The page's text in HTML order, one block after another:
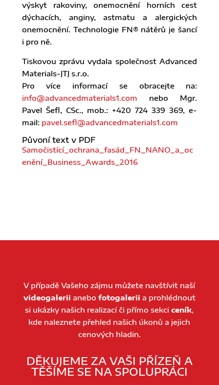
výskyt rakoviny, onemocnění horních cest
dýchacích, anginy, astmatu a alergických
onemocnění. Technologie FN® nátěrů je šancí
i pro ně.
Tiskovou zprávu vydala společnost Advanced
Materials-JTJ s.r.o.
Pro více informací se obracejte na:
info@advancedmaterials1.com nebo Mgr.
Pavel Šefl, CSc., mob.: +420 724 339 369, e-
mail: pavel.sefl@advancedmaterials1.com
Půvoní text v PDF
Samočistící_ochrana_fasád_FN_NANO_a_oc
enění_Business_Awards_2016
V případě Vašeho zájmu můžete navštívit naší
videogalerii anebo fotogalerii a prohlédnout
si ukázky našich realizací či přímo sekciceník,
kde naleznete přehled našich úkonů a jejich
cenových hladin.
DĚKUJEME ZA VAŠI PŘÍZEŇ A
TĚŠÍME SE NA SPOLUPRÁCI